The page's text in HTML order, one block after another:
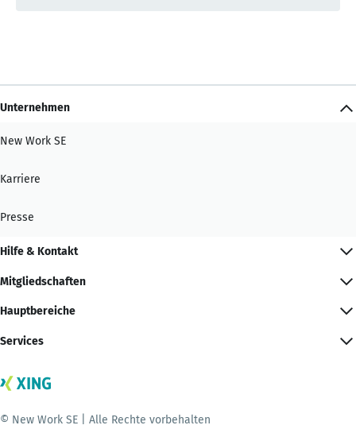
Unternehmen
New Work SE
Karriere
Presse
Hilfe & Kontakt
Mitgliedschaften
Hauptbereiche
Services
© New Work SE | Alle Rechte vorbehalten